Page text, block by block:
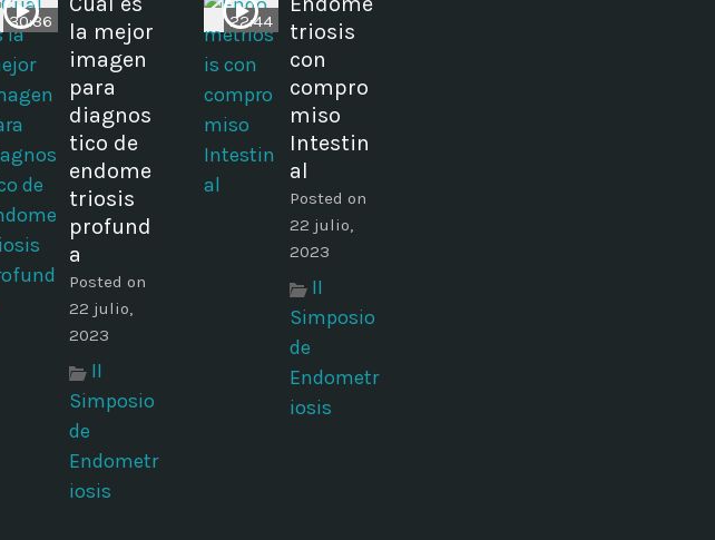
30:36
la mejor
imagen
para
diagnos
tico de
endome
triosis
profund
a
Posted on
22 julio,
2023
II
Simposio
de
Endometr
iosis
22:44
triosis
con
compro
miso
Intestin
al
Posted on
22 julio,
2023
II
Simposio
de
Endometr
iosis